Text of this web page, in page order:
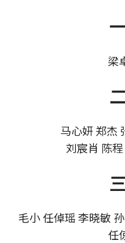
梁
马心妍 郑杰
刘宸肖 陈
毛小 任倬瑶 李晓敏
任